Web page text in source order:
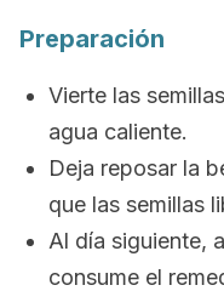
Preparación
Vierte las
agua caliente.
Deja reposar la
que las semillas
Al día siguiente,
consume el